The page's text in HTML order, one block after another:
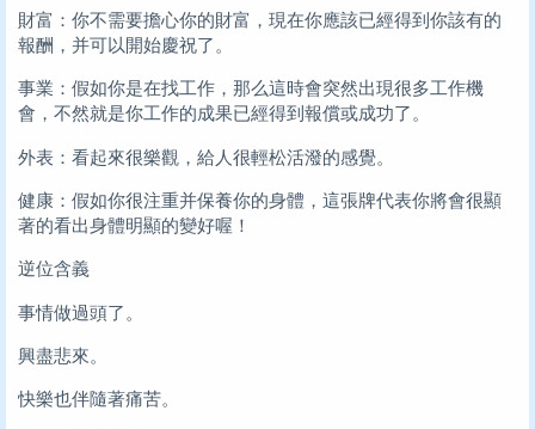
財富：你不需要擔心你的財富，現在你應該已經得到你該有的
報酬，并可以開始慶祝了。
事業：假如你是在找工作，那么這時會突然出現很多工作機
會，不然就是你工作的成果已經得到報償或成功了。
外表：看起來很樂觀，給人很輕松活潑的感覺。
健康：假如你很注重并保養你的身體，這張牌代表你將會很顯
著的看出身體明顯的變好喔！
逆位含義
事情做過頭了。
興盡悲來。
快樂也伴隨著痛苦。